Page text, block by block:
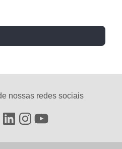
nossas redes sociais
LinkedIn
Instagram
YouTube